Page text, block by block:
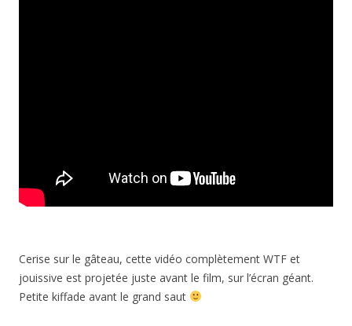
Cerise sur le gâteau, cette vidéo complètement WTF et
jouissive est projetée juste avant le film, sur l’écran géant.
Petite kiffade avant le grand saut